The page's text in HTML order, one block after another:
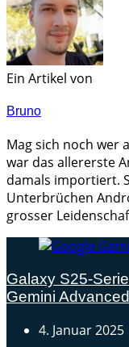
Ein Artikel von
Bruno
Mag sich noch wer
war das allererste
damals importiert.
Unterbrüchen
grosser
Galaxy S25-
Gemini
4. Januar 2025